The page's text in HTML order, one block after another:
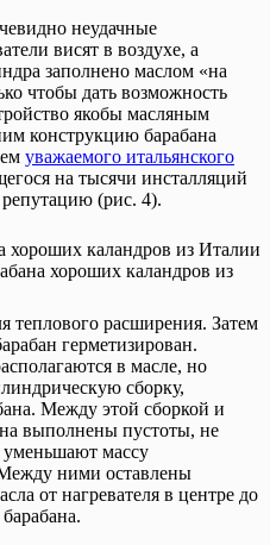
неудачные
висят в воздухе, а
заполнено маслом «на
чтобы дать возможность
якобы масляным
конструкцию барабана
уважаемого итальянского
на тысячи инсталляций
(рис. 4).
хороших каландров из
теплового расширения. Затем
герметизирован.
в масле, но
сборку,
Между этой сборкой и
выполнены пустоты, не
массу
ними оставлены
от нагревателя в центре до